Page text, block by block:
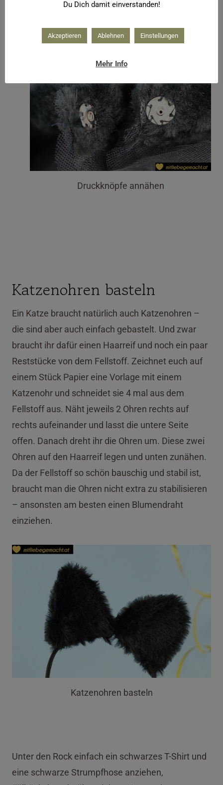
Schichten schön übereinander legen. Zum
Schließen des Rockes habe ich einen großen
Druckknopf angenäht.
Druckknöpfe annähen
Katzenohren basteln
Ein Katze braucht natürlich auch Katzenohren –
die sind aber auch einfach gebastelt. Und zwar
braucht ihr dafür einen Haarreif und noch ein paar
Reststücke von dem Fellstoff. Zeichnet euch auf
einem Stück Papier eine Vorlage mit einem
Katzenohr und schneidet sie 4 mal aus dem
Fellstoff aus. Näht jeweils 2 Ohren rechts auf
rechts aufeinander und lasst die untere Seite
offen. Danach dreht ihr die Ohren um. Diese zwei
Ohren auf den Haarreif legen und unten zunähen.
Da der Fellstoff so schön bauschig und stabil ist,
braucht man die Ohren nicht extra zu stabilisieren
– ansonsten am besten einen Blumendraht
einziehen.
Katzenohren basteln
Unter den Rock einfach ein schwarzes T-Shirt und
eine schwarze Strumpfhose anziehen,
Du Dich damit einverstanden!
Akzeptieren Ablehnen Einstellungen
Mehr Info